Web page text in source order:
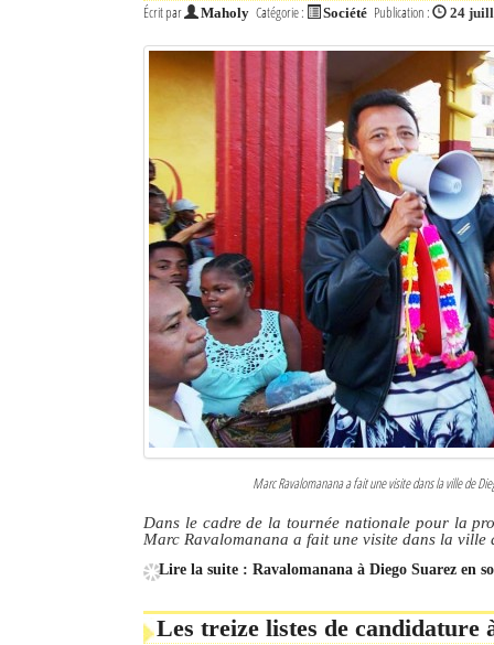
Écrit par Maholy Catégorie : Société Publication : 24
Marc Ravalomanana a fait une visite dans la ville de
Dans le cadre de la tournée nationale pour la
Marc Ravalomanana a fait une visite dans la ville
Lire la suite : Ravalomanana à Diego Suarez en
Les treize listes de